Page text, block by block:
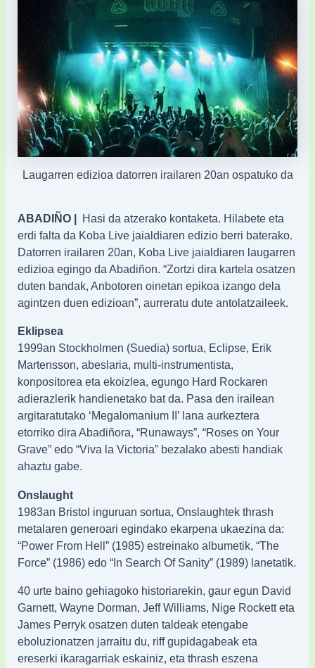
Laugarren edizioa datorren irailaren 20an ospatuko da
ABADIÑO | Hasi da atzerako kontaketa. Hilabete eta
erdi falta da Koba Live jaialdiaren edizio berri baterako.
Datorren irailaren 20an, Koba Live jaialdiaren laugarren
edizioa egingo da Abadiñon. “Zortzi dira kartela osatzen
duten bandak, Anbotoren oinetan epikoa izango dela
agintzen duen edizioan”, aurreratu dute antolatzaileek.
Eklipsea
1999an Stockholmen (Suedia) sortua, Eclipse, Erik
Martensson, abeslaria, multi-instrumentista,
konpositorea eta ekoizlea, egungo Hard Rockaren
adierazlerik handienetako bat da. Pasa den irailean
argitaratutako ‘Megalomanium II’ lana aurkeztera
etorriko dira Abadiñora, “Runaways”, “Roses on Your
Grave” edo “Viva la Victoria” bezalako abesti handiak
ahaztu gabe.
Onslaught
1983an Bristol inguruan sortua, Onslaughtek thrash
metalaren generoari egindako ekarpena ukaezina da:
“Power From Hell” (1985) estreinako albumetik, “The
Force” (1986) edo “In Search Of Sanity” (1989) lanetatik.
40 urte baino gehiagoko historiarekin, gaur egun David
Garnett, Wayne Dorman, Jeff Williams, Nige Rockett eta
James Perryk osatzen duten taldeak etengabe
eboluzionatzen jarraitu du, riff gupidagabeak eta
ereserki ikaragarriak eskainiz, eta thrash eszena